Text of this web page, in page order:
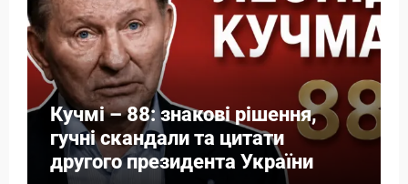
Кучмі – 88: знакові рішення,
гучні скандали та цитати
другого президента України